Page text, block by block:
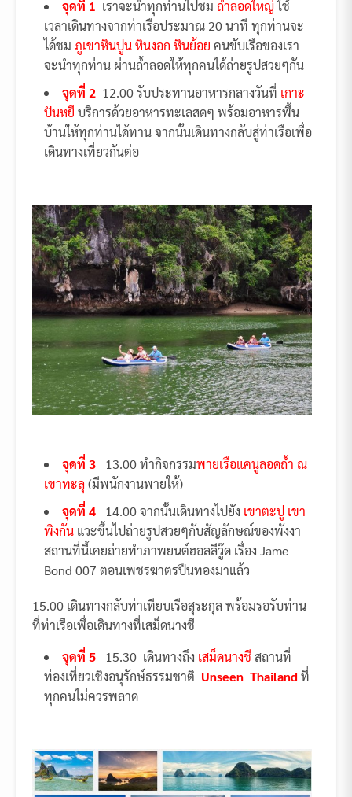
จุดที่ 1 เราจะนำทุกท่านไปชม ถ้ำลอดใหญ่ใช้
เวลาเดินทางจากท่าเรือประมาณ 20 นาที ทุกท่านจะ
ได้ชม ภูเขาหินปูน หินงอก หินย้อย คนขับเรือของเรา
จะนำทุกท่าน ผ่านถ้ำลอดให้ทุกคนได้ถ่ายรูปสวยๆกัน
จุดที่ 2 12.00 รับประทานอาหารกลางวันที่ เกาะ
ปันหยี บริการด้วยอาหารทะเลสดๆ พร้อมอาหารพื้น
บ้านให้ทุกท่านได้ทาน จากนั้นเดินทางกลับสู่ท่าเรือเพื่อ
เดินทางเที่ยวกันต่อ
จุดที่ 3 13.00 ทำกิจกรรมพายเรือแคนูลอดถ้ำ ณ
เขาทะลุ(มีพนักงานพายให้)
จุดที่ 4 14.00 จากนั้นเดินทางไปยัง เขาตะปู เขา
พิงกัน แวะขึ้นไปถ่ายรูปสวยๆกับสัญลักษณ์ของพังงา
สถานที่นี้เคยถ่ายทำภาพยนต์ฮอลลีวู๊ด เรื่อง Jame
Bond 007 ตอนเพชรฆาตรปืนทองมาแล้ว
15.00 เดินทางกลับท่าเทียบเรือสุระกุล พร้อมรอรับท่าน
ที่ท่าเรือเพื่อเดินทางที่เสม็ดนางชี
จุดที่ 5
15.30 เดินทางถึง เสม็ดนางชี สถานที่
ท่องเที่ยวเชิงอนุรักษ์ธรรมชาติ Unseen Thailandที่
ทุกคนไม่ควรพลาด